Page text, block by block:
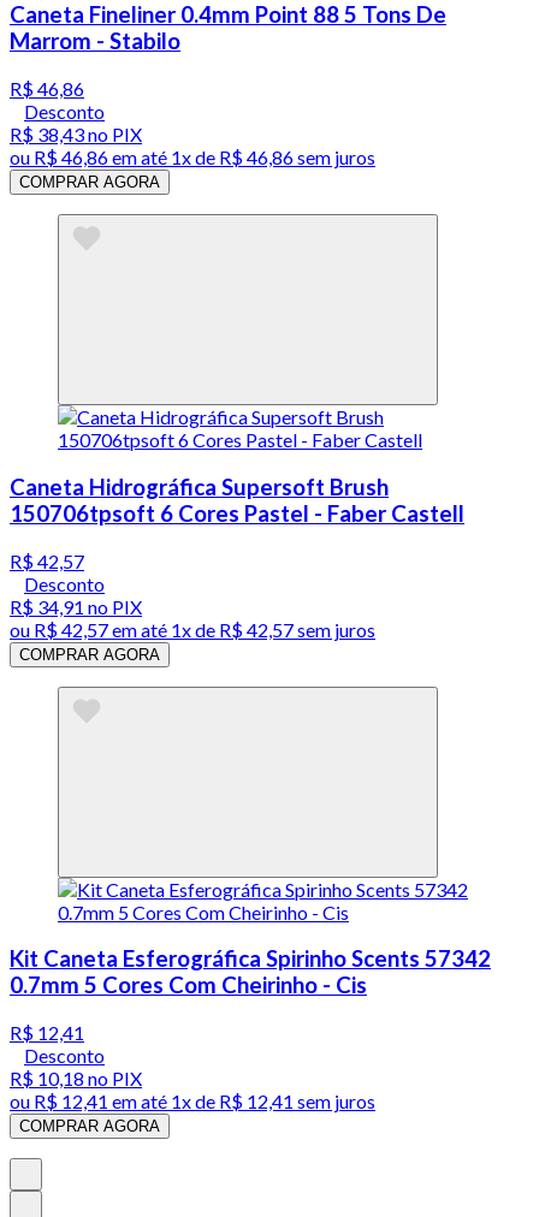
Caneta Fineliner 0.4mm Point 88 5 Tons De
Marrom - Stabilo
R$ 46,86
Desconto
R$ 38,43no PIX
ou R$ 46,86em até 1x de R$ 46,86sem juros
COMPRAR AGORA
Caneta Hidrográfica Supersoft Brush
150706tpsoft 6 Cores Pastel - Faber Castell
R$ 42,57
Desconto
R$ 34,91 no PIX
ou R$ 42,57em até 1x de R$ 42,57sem juros
COMPRAR AGORA
Kit Caneta Esferográfica Spirinho Scents 57342
0.7mm 5 Cores Com Cheirinho - Cis
R$ 12,41
Desconto
R$ 10,18 no PIX
ou R$ 12,41 em até 1x de R$ 12,41 sem juros
COMPRAR AGORA